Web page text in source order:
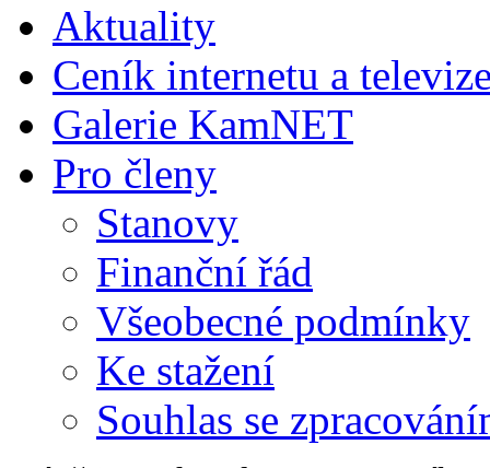
Aktuality
Ceník internetu a
Galerie KamNET
Pro členy
Stanovy
Finanční řád
Všeobecné podmínky
Ke stažení
Souhlas se